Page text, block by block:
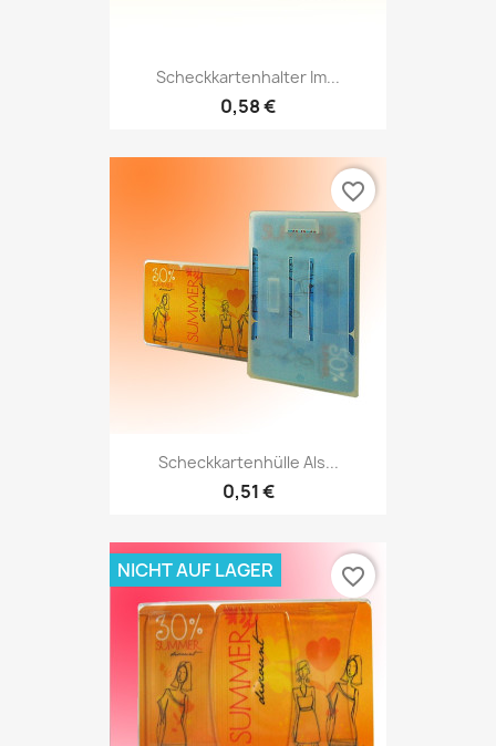
Scheckkartenhalter Im...
0,58 €
Scheckkartenhülle Als...
0,51 €
favorite_border
NICHT AUF LAGER favorite_border